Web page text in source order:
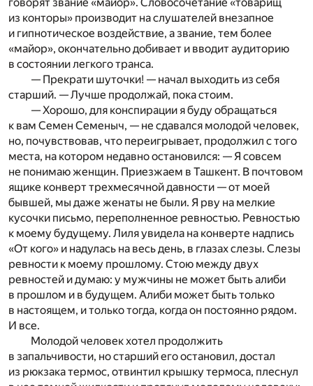
говорят звание «майор». Словосочетание «товарищ
из конторы» производит на слушателей внезапное
и гипнотическое воздействие, а звание, тем более
«майор», окончательно добивает и вводит аудиторию
в состоянии легкого транса.
— Прекрати шуточки! — начал выходить из себя
старший. — Лучше продолжай, пока стоим.
— Хорошо, для конспирации я буду обращаться
к вам Семен Семеныч, — не сдавался молодой человек,
но, почувствовав, что переигрывает, продолжил с того
места, на котором недавно остановился: — Я совсем
не понимаю женщин. Приезжаем в Ташкент. В почтовом
ящике конверт трехмесячной давности — от моей
бывшей, мы даже женаты не были. Я рву на мелкие
кусочки письмо, переполненное ревностью. Ревностью
к моему будущему. Лиля увидела на конверте надпись
«От кого» и надулась на весь день, в глазах слезы. Слезы
ревности к моему прошлому. Стою между двух
ревностей и думаю: у мужчины не может быть алиби
в прошлом и в будущем. Алиби может быть только
в настоящем, и только тогда, когда он постоянно рядом.
И все.
Молодой человек хотел продолжить
в запальчивости, но старший его остановил, достал
из рюкзака термос, отвинтил крышку термоса, плеснул